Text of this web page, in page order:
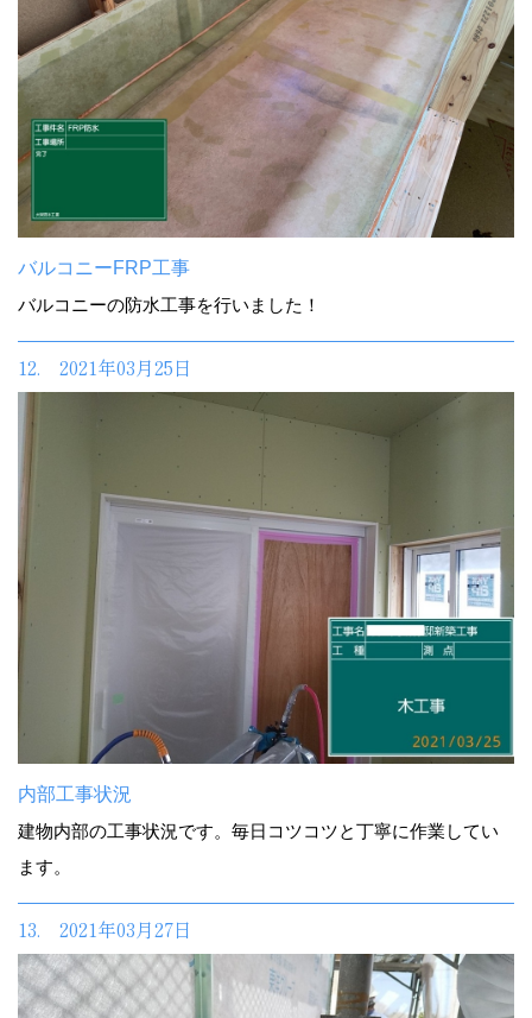
バルコニーFRP工事
バルコニーの防水工事を行いました！
12. 2021年03月25日
内部工事状況
建物内部の工事状況です。毎日コツコツと丁寧に作業してい
ます。
13. 2021年03月27日